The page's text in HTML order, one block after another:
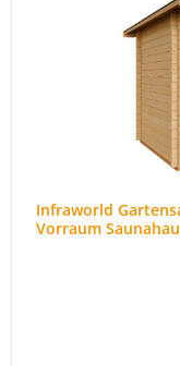
Infraworld
Vorraum